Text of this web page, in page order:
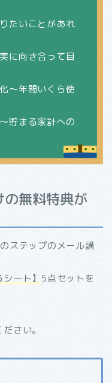
たいことがあれ
に向き合って目
～年間いくら使
貯まる家計への
無料特典が
ステップのメール講
ート】 5点セットを
さい。